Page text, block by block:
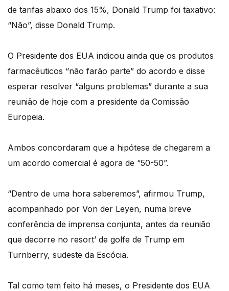
de tarifas abaixo dos 15%, Donald Trump foi taxativo:
“Não”, disse Donald Trump.
O Presidente dos EUA indicou ainda que os produtos
farmacêuticos “não farão parte” do acordo e disse
esperar resolver “alguns problemas” durante a sua
reunião de hoje com a presidente da Comissão
Europeia.
Ambos concordaram que a hipótese de chegarem a
um acordo comercial é agora de “50-50”.
“Dentro de uma hora saberemos”, afirmou Trump,
acompanhado por Von der Leyen, numa breve
conferência de imprensa conjunta, antes da reunião
que decorre no resort’ de golfe de Trump em
Turnberry, sudeste da Escócia.
Tal como tem feito há meses, o Presidente dos EUA